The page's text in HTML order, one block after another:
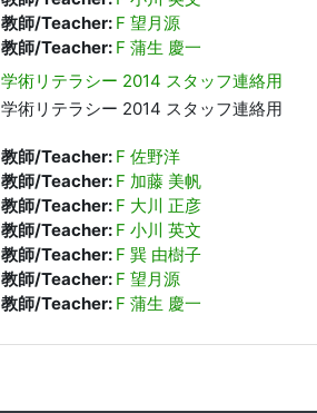
教師/Teacher: F 望月源
教師/Teacher: F 蒲生 慶一
学術リテラシー 2014 スタッフ連絡用
学術リテラシー 2014 スタッフ連絡用
教師/Teacher: F 佐野洋
教師/Teacher: F 加藤 美帆
教師/Teacher: F 大川 正彦
教師/Teacher: F 小川 英文
教師/Teacher: F 巽 由樹子
教師/Teacher: F 望月源
教師/Teacher: F 蒲生 慶一